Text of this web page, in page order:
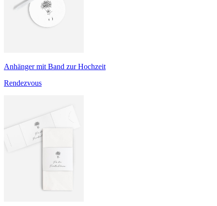
Anhänger mit Band zur Hochzeit
Rendezvous